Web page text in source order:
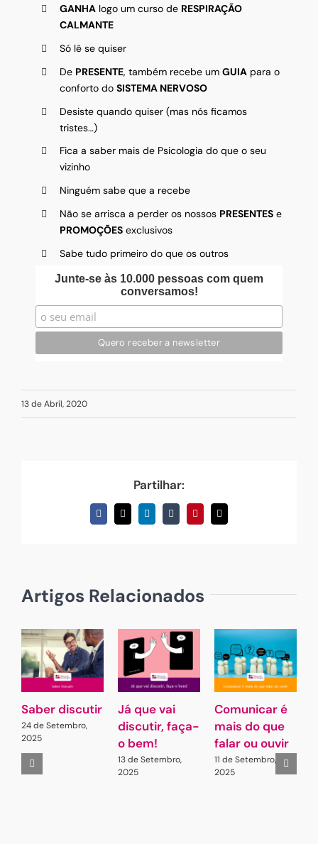
GANHAlogo um curso de RESPIRAÇÃO
CALMANTE
Só lê se quiser
De PRESENTE, também recebe um GUIApara o
conforto do SISTEMA NERVOSO
Desiste quando quiser (mas nós ficamos
tristes…)
Fica a saber mais de Psicologia do que o seu
vizinho
Ninguém sabe que a recebe
Não se arrisca a perder os nossos PRESENTESe
PROMOÇÕESexclusivos
Sabe tudo primeiro do que os outros
Junte-se às 10.000 pessoas com quem
conversamos!
13 de Abril, 2020
Partilhar:
Facebook
X LinkedInTumblrPinterestEmail
(necessário
Artigos Relacionados
Saber discutir
24 de Setembro,
2025
Já que vai
discutir, faça-
o bem!
13 de Setembro,
2025
Comunicar é
mais do que
falar ou ouvir
11 de Setembro,
2025